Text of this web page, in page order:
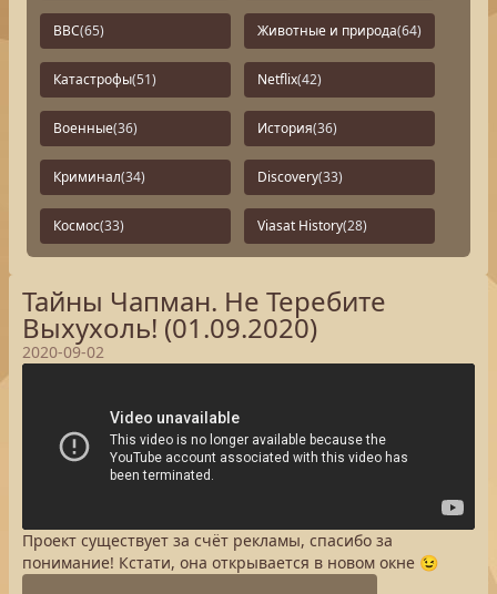
BBC(65) Животные и природа(64)
Катастрофы(51) Netflix(42)
Военные(36) История(36)
Криминал(34) Discovery(33)
Космос(33) Viasat History(28)
Тайны Чапман. Не Теребите
Выхухоль! (01.09.2020)
2020-09-02
Проект существует за счёт рекламы, спасибо за
понимание! Кстати, она открывается в новом окне 😉